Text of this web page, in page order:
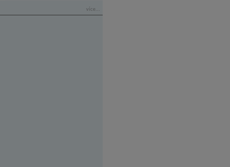
více...